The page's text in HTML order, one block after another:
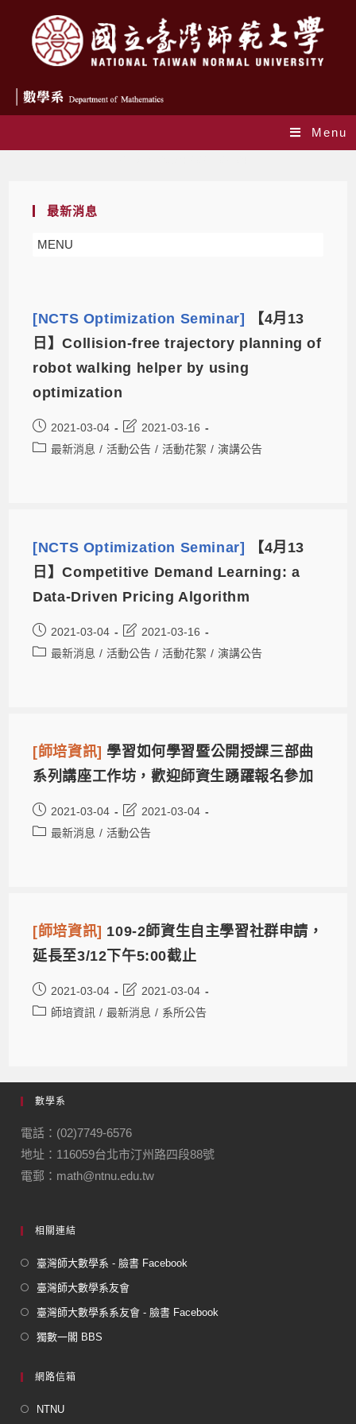
Menu
最新消息
MENU
[NCTS Optimization Seminar]
【4月13
日】Collision-free trajectory planning of
robot walking helper by using
optimization
2021-03-04
2021-03-16
最新消息 / 活動公告 / 活動花絮 / 演講公告
[NCTS Optimization Seminar]
【4月13
日】Competitive Demand Learning: a
Data-Driven Pricing Algorithm
2021-03-04
2021-03-16
最新消息 / 活動公告 / 活動花絮 / 演講公告
[師培資訊] 學習如何學習暨公開授課三部曲
系列講座工作坊，歡迎師資生踴躍報名參加
2021-03-04
2021-03-04
最新消息 / 活動公告
[師培資訊] 109-2師資生自主學習社群申請，
延長至3/12下午5:00截止
2021-03-04
2021-03-04
師培資訊 / 最新消息 / 系所公告
數學系
電話：(02)7749-6576
地址：116059台北市汀州路四段88號
電郵：math@ntnu.edu.tw
相關連結
臺灣師大數學系 - 臉書 Facebook
臺灣師大數學系友會
臺灣師大數學系系友會 - 臉書 Facebook
獨數一閣 BBS
網路信箱
NTNU